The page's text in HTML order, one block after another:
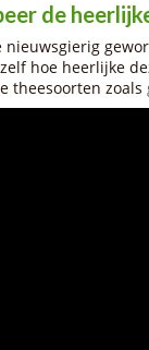
de
nieuwsgierig
hoe heerlijke
theesoorten zoals